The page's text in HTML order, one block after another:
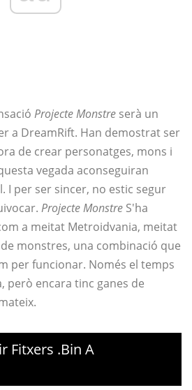
Projecte Monstre serà un
a DreamRift. Han demostrat ser
de crear personatges, mons i
vegada aconseguiran
I per ser sincer, no estic segur
Projecte Monstre S'ha
a meitat Metroidvania, meitat
monstres, una combinació que
per funcionar. Només el temps
però encara tinc ganes de
Fitxers .bin A